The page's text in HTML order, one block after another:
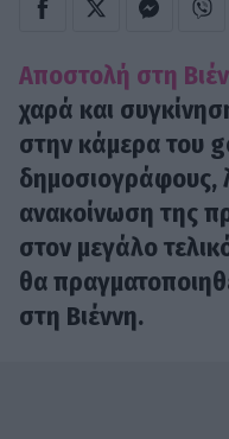
Αποστολή στη
χαρά και
στην κάμερα του
δημοσιογράφους,
ανακοίνωση της
στον μεγάλο
θα
στη Βιέννη.